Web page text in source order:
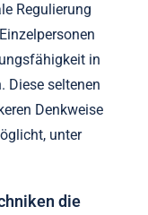
Regulierung
in
Diese seltenen
Denkweise
unter
die